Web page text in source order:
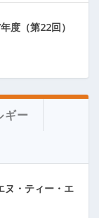
度（第22回）
ギー
ヌ・ティー・エ